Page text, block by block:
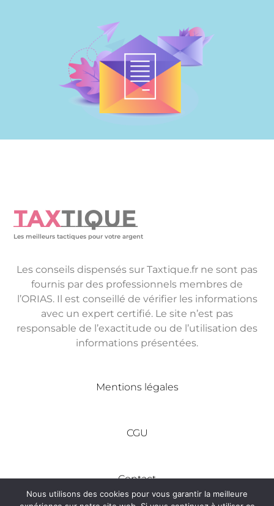
TAXTIQUE
Les meilleurs tactiques pour votre argent
Les conseils dispensés sur Taxtique.fr ne sont pas
fournis par des professionnels membres de
l’ORIAS. Il est conseillé de vérifier les informations
avec un expert certifié. Le site n’est pas
responsable de l’exactitude ou de l’utilisation des
informations présentées.
Mentions légales
CGU
Contact
Nous utilisons des cookies pour vous garantir la meilleure